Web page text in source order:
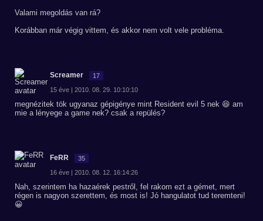
Valami megoldás van rá?
Korábban már végig vittem, és akkor nem volt vele probléma.
Screamer 17
15 éve | 2010. 08. 29. 10:10:10
megnézitek tök ugyanaz gépigénye mint Resident evil 5 nek 😆 am
mie a lényege a game nek? csak a repülés?
FeRR 35
16 éve | 2010. 08. 12. 16:14:26
Nah, szerintem ha hazaérek pestről, fel rakom ezt a gémet, mert
régen is nagyon szerettem, és most is! Jó hangulatot tud teremteni!
😀